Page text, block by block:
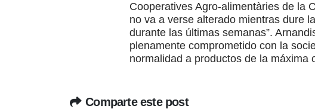
Cooperatives Agro-alimentàries de la
no va a verse alterado mientras dure
durante las últimas semanas”.
plenamente comprometido con la
normalidad a productos de la máxima
Comparte este post